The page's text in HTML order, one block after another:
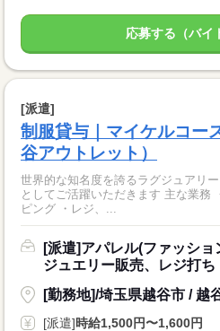
応募する（バイ
[派遣]
制服貸与｜マイケルコ
谷アウトレット）
世界的な知名度を誇るラグジュアリ
としてご活躍いただきます 主な業務
ピング ・レジ、...
[派遣]アパレル(ファッショ
ジュエリー販売、レジ打ち
[勤務地]/埼玉県越谷市 / 越
[派遣]時給1,500円〜1,600円